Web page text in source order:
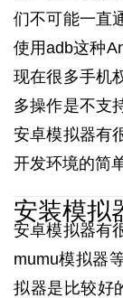
们不可能一直
使用adb这种
现在很多手机
多操作是不支
安卓模拟器有
开发环境的简
安装模拟
安卓模拟器有
mumu模拟器
拟器是比较好